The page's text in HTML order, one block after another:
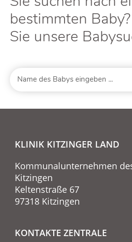
bestimmten
Sie unsere
KLINIK KITZINGER LAND
Kommunalunternehmen
Kitzingen
Keltenstraße 67
97318 Kitzingen
KONTAKTE ZENTRALE